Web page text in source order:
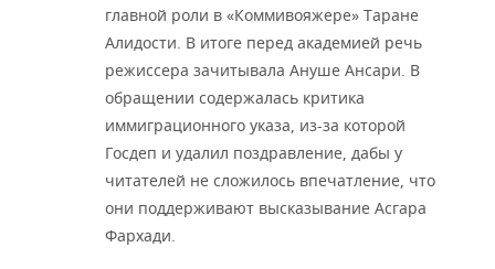
главной роли в «Коммивояжере» Таране
Алидости. В итоге перед академией речь
режиссера зачитывала Ануше Ансари. В
обращении содержалась критика
иммиграционного указа, из-за которой
Госдеп и удалил поздравление, дабы у
читателей не сложилось впечатление, что
они поддерживают высказывание Асгара
Фархади.